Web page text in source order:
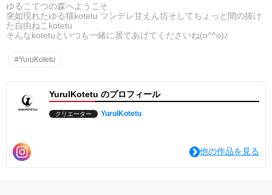
ゆるこてつの森へようこそ
突如現れたゆる猫kotetu ツンデレ甘えん坊そしてちょっと間の抜け
た自由ねこkotetu
そんなkotetuといつも一緒に居てあげてくださいね(o^^o)♪
#YuruKotetu
YurulKotetu のプロフィール
クリエーター YurulKotetu
他の作品を見る